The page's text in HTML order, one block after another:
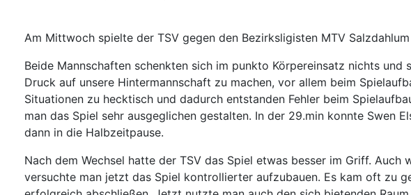
Am Mittwoch spielte der TSV gegen den Bezirksligisten MTV
Beide Mannschaften schenkten sich im punkto Körpereinsatz nichts
Druck auf unsere Hintermannschaft zu machen, vor allem beim
Situationen zu hecktisch und dadurch entstanden Fehler beim
man das Spiel sehr ausgeglichen gestalten. In der 29.min konnte Swen
dann in die Halbzeitpause.
Nach dem Wechsel hatte der TSV das Spiel etwas besser im Griff.
versuchte man jetzt das Spiel kontrollierter aufzubauen. Es kam oft zu